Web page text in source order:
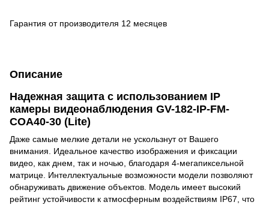
Описание
Надежная защита с использованием IP
камеры видеонаблюдения GV-182-IP-FM-
COA40-30 (Lite)
Даже самые мелкие детали не ускользнут от Вашего
внимания. Идеальное качество изображения и фиксации
видео, как днем, так и ночью, благодаря 4-мегапиксельной
матрице. Интеллектуальные возможности модели позволяют
обнаруживать движение объектов. Модель имеет высокий
рейтинг устойчивости к атмосферным воздействиям IP67, что
Гарантия от производителя 12 месяцев